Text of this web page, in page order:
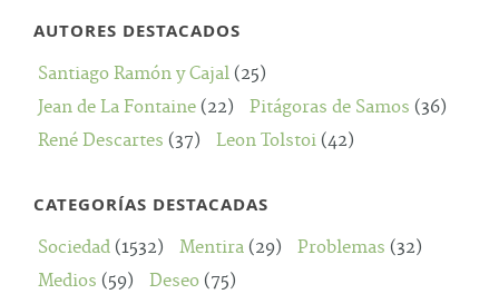
AUTORES DESTACADOS
Santiago Ramón y Cajal (25)
Jean de La Fontaine (22) Pitágoras de Samos (36)
René Descartes (37) Leon Tolstoi (42)
CATEGORÍAS DESTACADAS
Sociedad (1532) Mentira (29) Problemas (32)
Medios (59) Deseo (75)